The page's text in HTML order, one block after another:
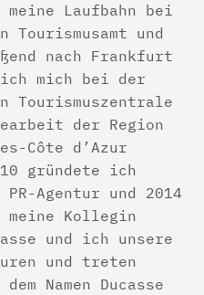
Laufbahn bei
Tourismusamt und
nach Frankfurt
ich mich bei der
Tourismuszentrale
der Region
Côte d’Azur
gründete ich
PR-Agentur und 2014
Kollegin
und ich unsere
und treten
Namen Ducasse